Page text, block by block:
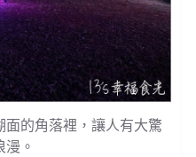
面的角落裡，讓人有大驚
。